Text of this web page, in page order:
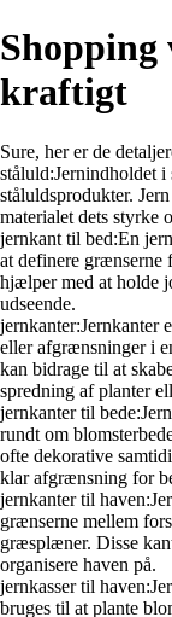
kraftigt
Sure, her er de
ståluld:Jernindholdet
ståluldsprodukter.
materialet dets styrke
jernkant til bed:En
at definere grænserne
hjælper med at holde
udseende.
jernkanter:Jernkanter
eller afgrænsninger i
kan bidrage til at
spredning af planter
jernkanter til
rundt om
ofte dekorative
klar afgrænsning for
jernkanter til
grænserne mellem
græsplæner. Disse
organisere haven på.
jernkasser til
bruges til at plante